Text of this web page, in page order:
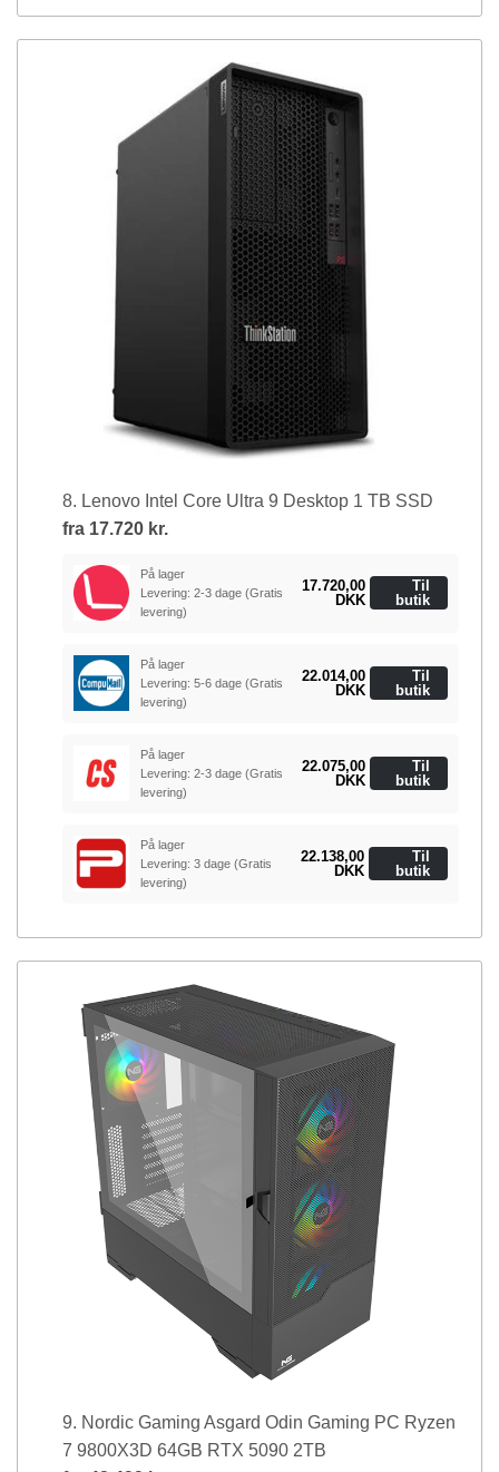
8. Lenovo Intel Core Ultra 9 Desktop 1 TB SSD
fra 17.720 kr.
På lager
Levering: 2-3 dage (Gratis
levering)
17.720,00
DKK
Til
butik
På lager
Levering: 5-6 dage (Gratis
levering)
22.014,00
DKK
Til
butik
På lager
Levering: 2-3 dage (Gratis
levering)
22.075,00
DKK
Til
butik
På lager
Levering: 3 dage (Gratis
levering)
22.138,00
DKK
Til
butik
9. Nordic Gaming Asgard Odin Gaming PC Ryzen
7 9800X3D 64GB RTX 5090 2TB